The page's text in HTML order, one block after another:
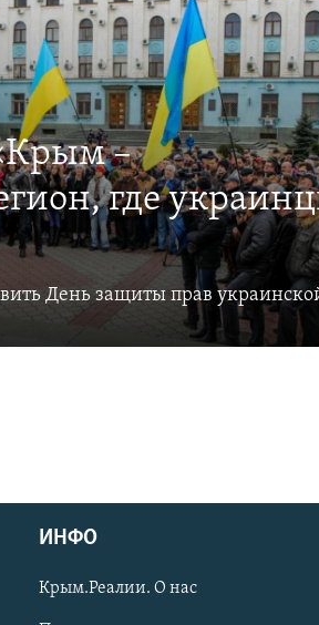
–
где
День защиты прав
ИНФО
Крым.Реалии. О нас